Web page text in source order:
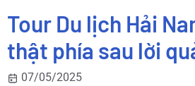
Tour Du lịch Hải
thật phía sau lời
07/05/2025